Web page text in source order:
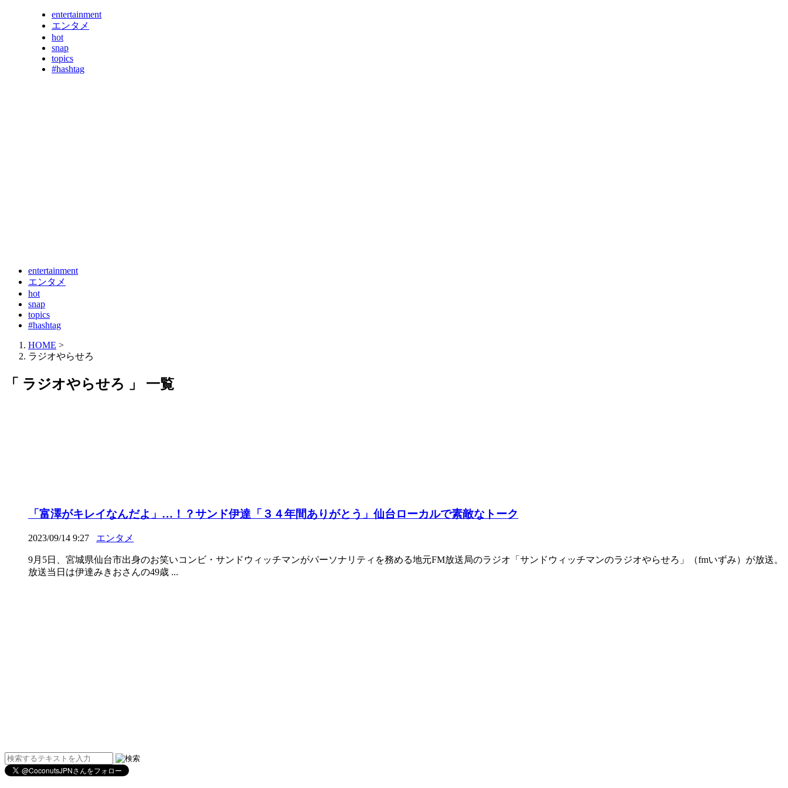
entertainment
エンタメ
hot
snap
topics
#hashtag
entertainment
エンタメ
hot
snap
topics
#hashtag
HOME >
ラジオやらせろ
「 ラジオやらせろ 」 一覧
「富澤がキレイなんだよ」…！？サンド伊達「３４年間ありがとう」仙台ローカルで素敵なトーク
2023/09/14 9:27 エンタメ
9月5日、宮城県仙台市出身のお笑いコンビ・サンドウィッチマンがパーソナリティを務める地元FM放送局のラジオ「サンドウィッチマンのラジオやらせろ」（fmいずみ）が放送。
放送当日は伊達みきおさんの49歳 ...